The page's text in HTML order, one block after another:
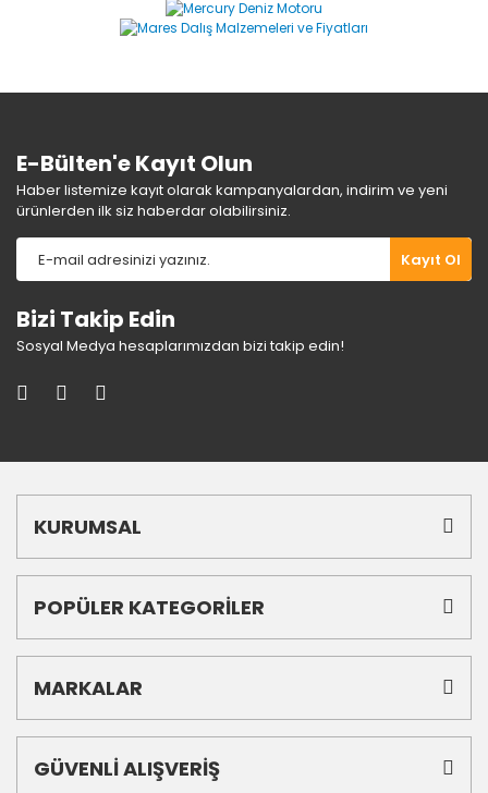
Ürün açıklamasında eksik bilgiler bulunuyor.
Ürün bilgilerinde hatalar bulunuyor.
E-Bülten'e Kayıt Olun
Haber listemize kayıt olarak kampanyalardan, indirim ve yeni
ürünlerden ilk siz haberdar olabilirsiniz.
Kayıt Ol
Bizi Takip Edin
Sosyal Medya hesaplarımızdan bizi takip edin!
KURUMSAL
POPÜLER KATEGORİLER
MARKALAR
GÜVENLİ ALIŞVERİŞ